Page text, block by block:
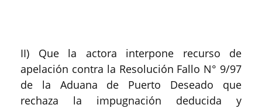
II) Que la actora interpone recurso de
apelación contra la Resolución Fallo N° 9/97
de la Aduana de Puerto Deseado que
rechaza la impugnación deducida y